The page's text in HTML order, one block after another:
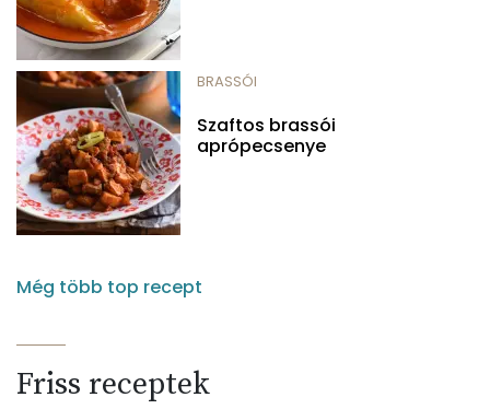
BRASSÓI
Szaftos brassói
aprópecsenye
Még több top recept
Friss receptek